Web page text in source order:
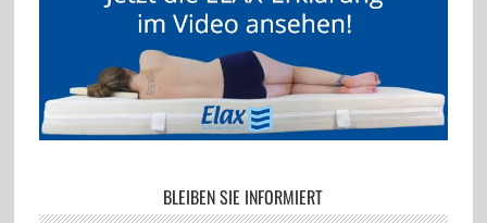
BLEIBEN SIE INFORMIERT